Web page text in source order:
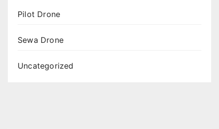
Pilot Drone
Sewa Drone
Uncategorized